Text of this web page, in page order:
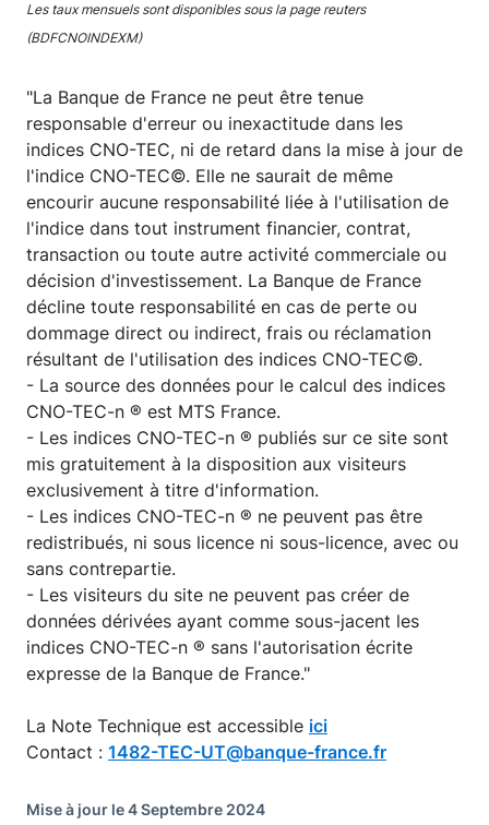
Les taux mensuels sont disponibles sous la page reuters
(BDFCNOINDEXM)
"La Banque de France ne peut être tenue
responsable d'erreur ou inexactitude dans les
indices CNO-TEC, ni de retard dans la mise à jour de
l'indice CNO-TEC©. Elle ne saurait de même
encourir aucune responsabilité liée à l'utilisation de
l'indice dans tout instrument financier, contrat,
transaction ou toute autre activité commerciale ou
décision d'investissement. La Banque de France
décline toute responsabilité en cas de perte ou
dommage direct ou indirect, frais ou réclamation
résultant de l'utilisation des indices CNO-TEC©.
- La source des données pour le calcul des indices
CNO-TEC-n ® est MTS France.
- Les indices CNO-TEC-n ® publiés sur ce site sont
mis gratuitement à la disposition aux visiteurs
exclusivement à titre d'information.
- Les indices CNO-TEC-n ® ne peuvent pas être
redistribués, ni sous licence ni sous-licence, avec ou
sans contrepartie.
- Les visiteurs du site ne peuvent pas créer de
données dérivées ayant comme sous-jacent les
indices CNO-TEC-n ® sans l'autorisation écrite
expresse de la Banque de France."
La Note Technique est accessible ici
Contact : 1482-TEC-UT@banque-france.fr
Mise à jour le 4 Septembre 2024